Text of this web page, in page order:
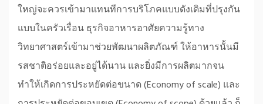
ใหญ่จะควรเข้ามาแทนทีการบริโภคแบบดังเดิมที่ปรุงกัน
แบบในครัวเรื่อน ธุรกิจอาหารอาศัยความรู้ทาง
วิทยาศาสตร์เข้ามาช่วยพัฒนาผลิตภัณฑ์ ให้อาหารนั้นมี
รสชาติอร่อยและอยู่ได้นาน และยิ่งมีการผลิตมากจน
ทำให้เกิดการประหยัดต่อขนาด (Economy of scale) และ